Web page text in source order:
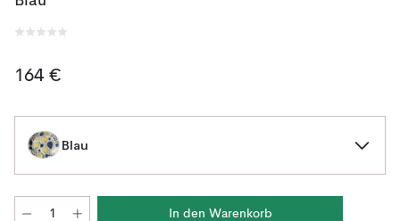
164 €
Blau
In den Warenkorb